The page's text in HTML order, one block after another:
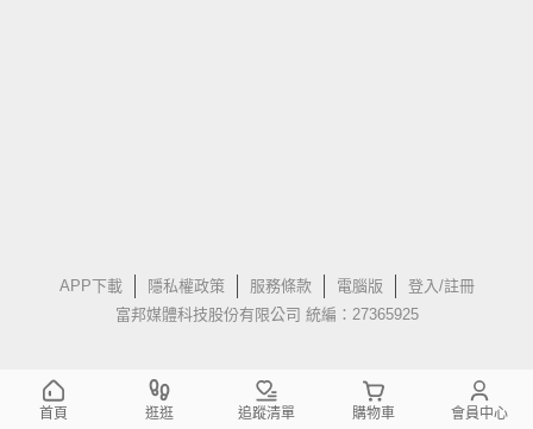
APP下載 隱私權政策 服務條款 電腦版
登入/註冊
富邦媒體科技股份有限公司 統編：27365925
首頁 逛逛 追蹤清單 購物車 會員中心